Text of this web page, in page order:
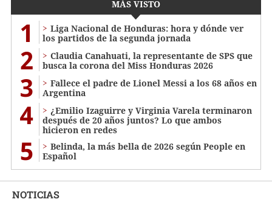
MÁS VISTO
1
Liga Nacional de Honduras: hora y dónde ver
los partidos de la segunda jornada
2
Claudia Canahuati, la representante de SPS que
busca la corona del Miss Honduras 2026
3
Fallece el padre de Lionel Messi a los 68 años en
Argentina
4
¿Emilio Izaguirre y Virginia Varela terminaron
después de 20 años juntos? Lo que ambos
hicieron en redes
5
Belinda, la más bella de 2026 según People en
Español
NOTICIAS